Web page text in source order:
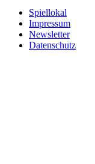
Spiellokal
Impressum
Newsletter
Datenschutz